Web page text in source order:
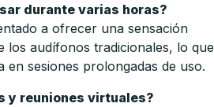
durante varias horas?
a ofrecer una sensación
los audífonos tradicionales, lo que
en sesiones prolongadas de uso.
y reuniones virtuales?